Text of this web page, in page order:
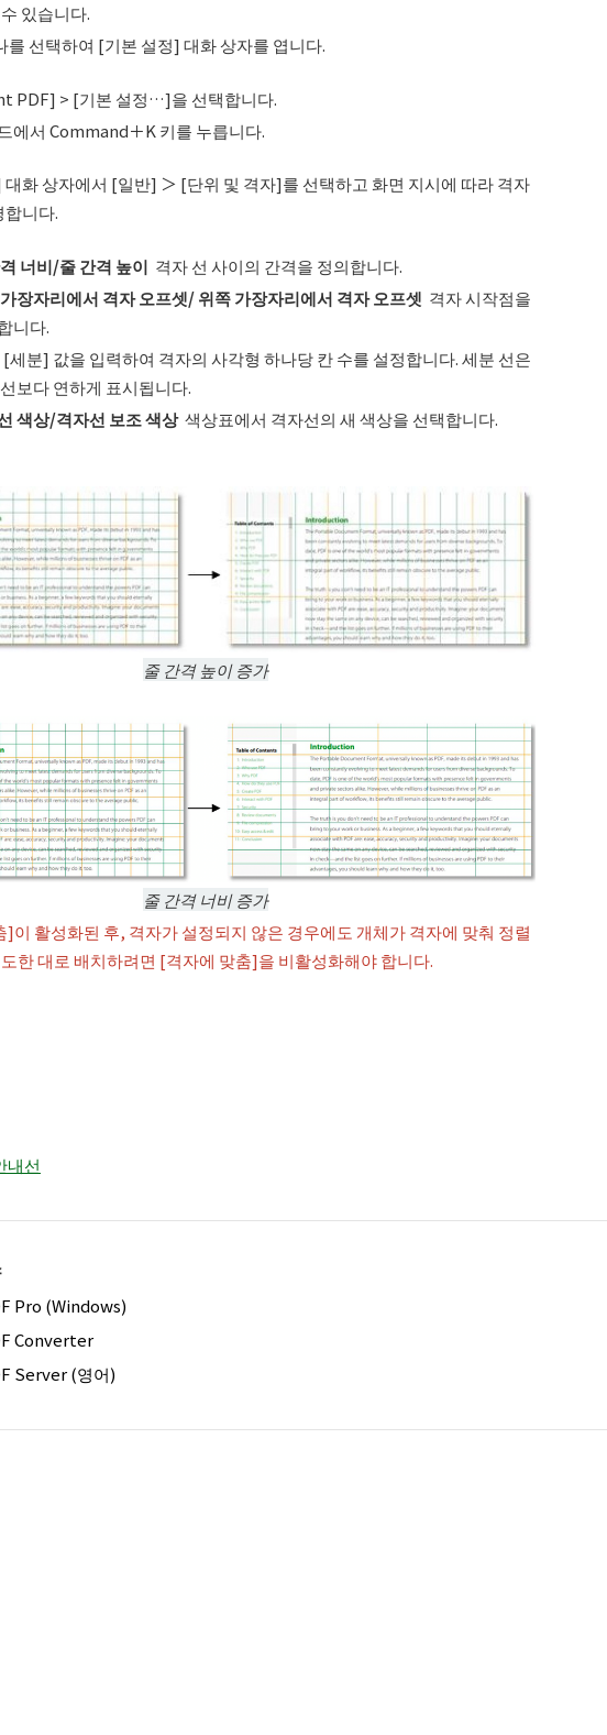
있습니다.
를 선택하여 [기본 설정] 대화 상자를 엽니다.
PDF] > [기본 설정…]을 선택합니다.
에서 Command＋K 키를 누릅니다.
화 상자에서 [일반] ＞ [단위 및 격자]를 선택하고 화면 지시에 따라 격자
합니다.
너비/줄 간격 높이 격자 선 사이의 간격을 정의합니다.
장자리에서 격자 오프셋/위쪽 가장자리에서 격자 오프셋 격자 시작점을
니다.
[세분] 값을 입력하여 격자의 사각형 하나당 칸 수를 설정합니다. 세분 선은
보다 연하게 표시됩니다.
색상/격자선 보조 색상색상표에서 격자선의 새 색상을 선택합니다.
줄 간격 높이 증가
줄 간격 너비 증가
]이 활성화된 후, 격자가 설정되지 않은 경우에도 개체가 격자에 맞춰 정렬
한 대로 배치하려면 [격자에 맞춤]을 비활성화해야 합니다.
내선
Pro (Windows)
Converter
Server (영어)